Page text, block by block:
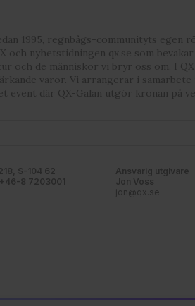
1995, regnbågs-communityts egen
och nyhetstidningen qx.se som
och de människor vi bryr oss om. I
varor. Vi arrangerar i samarbete
event där QX-Galan utgör kronan på
S-104 62
8 7203001
Ansvarig utgivare
Jon Voss
jon@qx.se